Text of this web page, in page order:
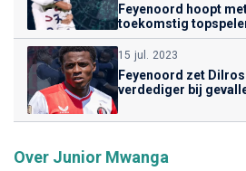
Feyenoord hoopt
toekomstig
15 jul. 2023
Feyenoord zet
verdediger bij
Over Junior Mwanga